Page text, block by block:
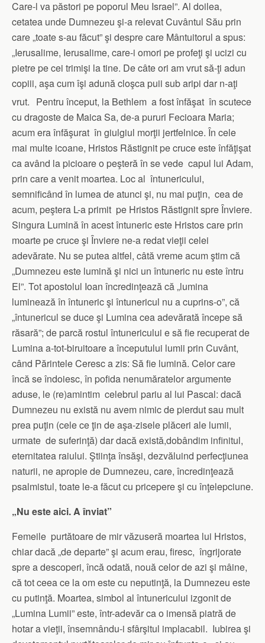
Care-l va păstori pe poporul Meu Israel”. Al doilea,
cetatea unde Dumnezeu şi-a relevat Cuvântul Său prin
care „toate s-au făcut” şi despre care Mântuitorul a spus:
„Ierusalime, Ierusalime, care-i omori pe profeţi şi ucizi cu
pietre pe cei trimişi la tine. De câte ori am vrut să-ţi adun
copiii, aşa cum îşi adună cloşca puii sub aripi dar n-aţi
vrut. Pentru început, la Bethlem a fost înfăşat în scutece
cu dragoste de Maica Sa, de-a pururi Fecioara Maria;
acum era înfăşurat în giulgiul morţii jertfelnice. În cele
mai multe icoane, Hristos Răstignit pe cruce este înfăţişat
ca având la picioare o peşteră în se vede capul lui Adam,
prin care a venit moartea. Loc al întunericului,
semnificând în lumea de atunci şi, nu mai puţin, cea de
acum, peştera L-a primit pe Hristos Răstignit spre Înviere.
Singura Lumină în acest întuneric este Hristos care prin
moarte pe cruce şi Înviere ne-a redat vieţii celei
adevărate. Nu se putea altfel, câtă vreme acum ştim că
„Dumnezeu este lumină şi nici un întuneric nu este întru
El”. Tot apostolul Ioan încredinţează că „lumina
luminează în întuneric şi întunericul nu a cuprins-o”, că
„întunericul se duce şi Lumina cea adevărată începe să
răsară”; de parcă rostul întunericului e să fie recuperat de
Lumina a-tot-biruitoare a începutului lumii prin Cuvânt,
când Părintele Ceresc a zis: Să fie lumină. Celor care
încă se îndoiesc, în pofida nenumăratelor argumente
aduse, le (re)amintim celebrul pariu al lui Pascal: dacă
Dumnezeu nu există nu avem nimic de pierdut sau mult
prea puţin (cele ce ţin de aşa-zisele plăceri ale lumii,
urmate de suferinţă) dar dacă există,dobândim infinitul,
eternitatea raiului. Ştiinţa însăşi, dezvăluind perfecţiunea
naturii, ne apropie de Dumnezeu, care, încredinţează
psalmistul, toate le-a făcut cu pricepere şi cu înţelepciune.
„Nu este aici. A înviat”
Femeile purtătoare de mir văzuseră moartea lui Hristos,
chiar dacă „de departe” şi acum erau, firesc, îngrijorate
spre a descoperi, încă odată, nouă celor de azi şi mâine,
că tot ceea ce la om este cu neputinţă, la Dumnezeu este
cu putinţă. Moartea, simbol al întunericului izgonit de
„Lumina Lumii” este, într-adevăr ca o imensă piatră de
hotar a vieţii, însemnându-i sfârşitul implacabil. Iubirea şi